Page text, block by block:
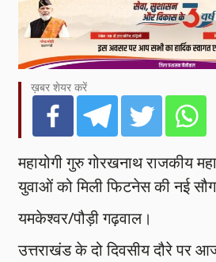
ख़बर शेयर करें
महायोगी गुरु गोरखनाथ राजकीय
युवाओं को मिली फिटनेस की नई
यमकेश्वर/पौड़ी गढ़वाल।
उत्तराखंड के दो दिवसीय दौरे पर